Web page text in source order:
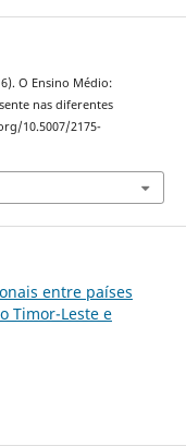
O Ensino Médio:
nas diferentes
10.5007/2175-
entre países
Timor-Leste e